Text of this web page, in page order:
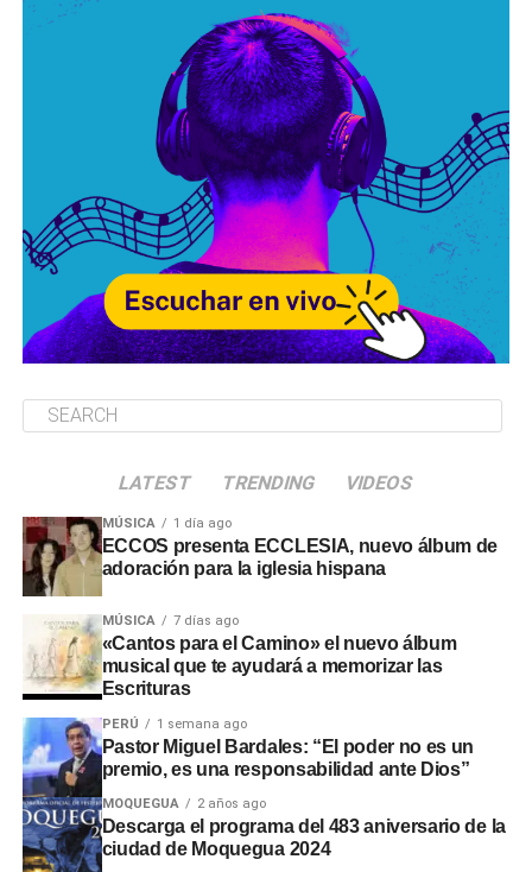
LATEST TRENDING VIDEOS
MÚSICA 1 día ago
ECCOS presenta ECCLESIA, nuevo álbum de
adoración para la iglesia hispana
MÚSICA 7 días ago
«Cantos para el Camino» el nuevo álbum
musical que te ayudará a memorizar las
Escrituras
PERÚ 1 semana ago
Pastor Miguel Bardales: “El poder no es un
premio, es una responsabilidad ante Dios”
MOQUEGUA 2 años ago
Descarga el programa del 483 aniversario de la
ciudad de Moquegua 2024